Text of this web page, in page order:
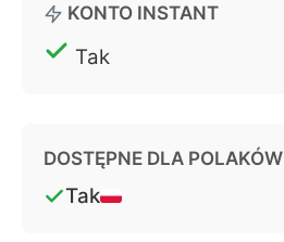
KONTO INSTANT
Tak
DOSTĘPNE DLA POLAKÓW
Tak